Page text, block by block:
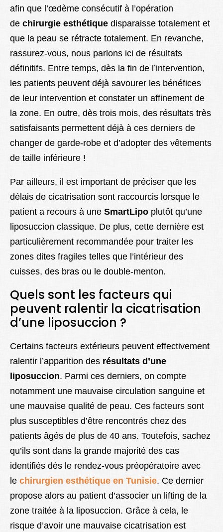
afin que l’œdème consécutif à l’opération
de chirurgie esthétique disparaisse totalement et
que la peau se rétracte totalement. En revanche,
rassurez-vous, nous parlons ici de résultats
définitifs. Entre temps, dès la fin de l’intervention,
les patients peuvent déjà savourer les bénéfices
de leur intervention et constater un affinement de
la zone. En outre, dès trois mois, des résultats très
satisfaisants permettent déjà à ces derniers de
changer de garde-robe et d’adopter des vêtements
de taille inférieure !
Par ailleurs, il est important de préciser que les
délais de cicatrisation sont raccourcis lorsque le
patient a recours à une SmartLipo plutôt qu’une
liposuccion classique. De plus, cette dernière est
particulièrement recommandée pour traiter les
zones dites fragiles telles que l’intérieur des
cuisses, des bras ou le double-menton.
Quels sont les facteurs qui
peuvent ralentir la cicatrisation
d’une liposuccion ?
Certains facteurs extérieurs peuvent effectivement
ralentir l’apparition des résultats d’une
liposuccion. Parmi ces derniers, on compte
notamment une mauvaise circulation sanguine et
une mauvaise qualité de peau. Ces facteurs sont
plus susceptibles d’être rencontrés chez des
patients âgés de plus de 40 ans. Toutefois, sachez
qu’ils sont dans la grande majorité des cas
identifiés dès le rendez-vous préopératoire avec
le chirurgien esthétique en Tunisie. Ce dernier
propose alors au patient d’associer un lifting de la
zone traitée à la liposuccion. Grâce à cela, le
risque d’avoir une mauvaise cicatrisation est